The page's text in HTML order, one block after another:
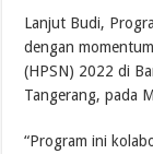
Lanjut Budi,
dengan
(HPSN) 2022 di
Tangerang, pada
“Program ini